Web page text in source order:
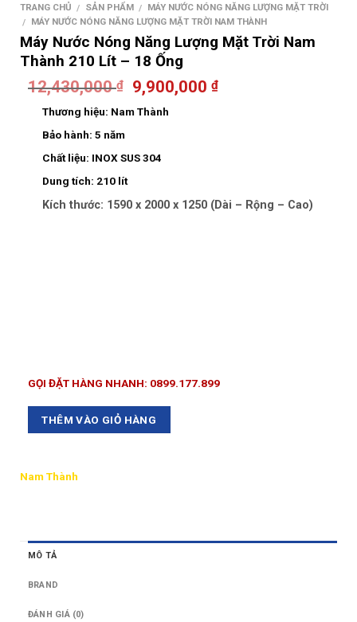
TRANG CHỦ / SẢN PHẨM / MÁY NƯỚC NÓNG NĂNG LƯỢNG MẶT TRỜI
/ MÁY NƯỚC NÓNG NĂNG LƯỢNG MẶT TRỜI NAM THÀNH
Máy Nước Nóng Năng Lượng Mặt Trời Nam
Thành 210 Lít – 18 Ống
12,430,000₫ 9,900,000₫
Thương hiệu: Nam Thành
Bảo hành: 5 năm
Chất liệu: INOX SUS 304
Dung tích: 210 lít
Kích thước: 1590 x 2000 x 1250 (Dài – Rộng – Cao)
GỌI ĐẶT HÀNG NHANH: 0899.177.899
THÊM VÀO GIỎ HÀNG
Nam Thành
MÔ TẢ
BRAND
ĐÁNH GIÁ (0)